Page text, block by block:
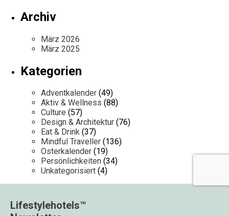
Archiv
März 2026
März 2025
Kategorien
Adventkalender (49)
Aktiv & Wellness (88)
Culture (57)
Design & Architektur (76)
Eat & Drink (37)
Mindful Traveller (136)
Osterkalender (19)
Persönlichkeiten (34)
Unkategorisiert (4)
Lifestylehotels™